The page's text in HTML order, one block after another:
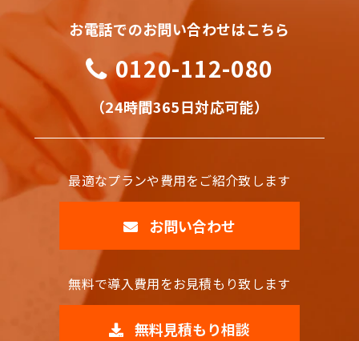
お電話でのお問い合わせはこちら
0120-112-080
（24時間365日対応可能）
最適なプランや費用をご紹介致します
お問い合わせ
無料で導入費用をお見積もり致します
無料見積もり相談